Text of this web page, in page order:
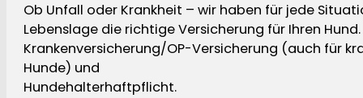
Ob Unfall oder Krankheit – wir haben für jede
Lebenslage die richtige Versicherung für Ihren Hund.
Krankenversicherung/OP-Versicherung (auch für
Hunde) und
Hundehalterhaftpflicht.